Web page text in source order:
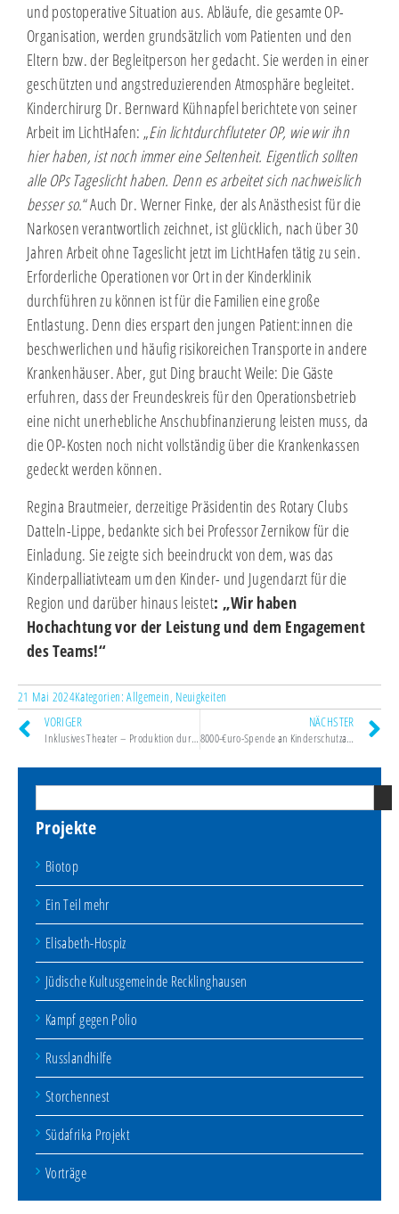
Projekte
Biotop
Ein Teil mehr
Elisabeth-Hospiz
Jüdische Kultusgemeinde Recklinghausen
Kampf gegen Polio
Russlandhilfe
Storchennest
Südafrika Projekt
Vorträge
und postoperative Situation aus. Abläufe, die gesamte OP-
Organisation, werden grundsätzlich vom Patienten und den
Eltern bzw. der Begleitperson her gedacht. Sie werden in einer
geschützten und angstreduzierenden Atmosphäre begleitet.
Kinderchirurg Dr. Bernward Kühnapfel berichtete von seiner
Arbeit im LichtHafen: „Ein lichtdurchfluteter OP, wie wir ihn
hier haben, ist noch immer eine Seltenheit. Eigentlich sollten
alle OPs Tageslicht haben. Denn es arbeitet sich nachweislich
besser so.“ Auch Dr. Werner Finke, der als Anästhesist für die
Narkosen verantwortlich zeichnet, ist glücklich, nach über 30
Jahren Arbeit ohne Tageslicht jetzt im LichtHafen tätig zu sein.
Erforderliche Operationen vor Ort in der Kinderklinik
durchführen zu können ist für die Familien eine große
Entlastung. Denn dies erspart den jungen Patient:innen die
beschwerlichen und häufig risikoreichen Transporte in andere
Krankenhäuser. Aber, gut Ding braucht Weile: Die Gäste
erfuhren, dass der Freundeskreis für den Operationsbetrieb
eine nicht unerhebliche Anschubfinanzierung leisten muss, da
die OP-Kosten noch nicht vollständig über die Krankenkassen
gedeckt werden können.
Regina Brautmeier, derzeitige Präsidentin des Rotary Clubs
Datteln-Lippe, bedankte sich bei Professor Zernikow für die
Einladung. Sie zeigte sich beeindruckt von dem, was das
Kinderpalliativteam um den Kinder- und Jugendarzt für die
Region und darüber hinaus leistet: „Wir haben
Hochachtung vor der Leistung und dem Engagement
des Teams!“
21 Mai 2024Kategorien: Allgemein, Neuigkeiten
VORIGER
Inklusives Theater – Produktion durch Rotary Datteln-Lippe unterstützt
NÄCHSTER
8000-€uro-Spende an Kinderschutzambulanz aus Erlös der Rotary-Benefiz-Tanzparty